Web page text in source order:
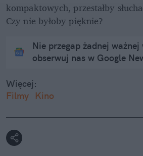
kompaktowych, przestałby
Czy nie byłoby pięknie?
Nie przegap żadnej
obserwuj nas w Google
Więcej:
Filmy
Kino